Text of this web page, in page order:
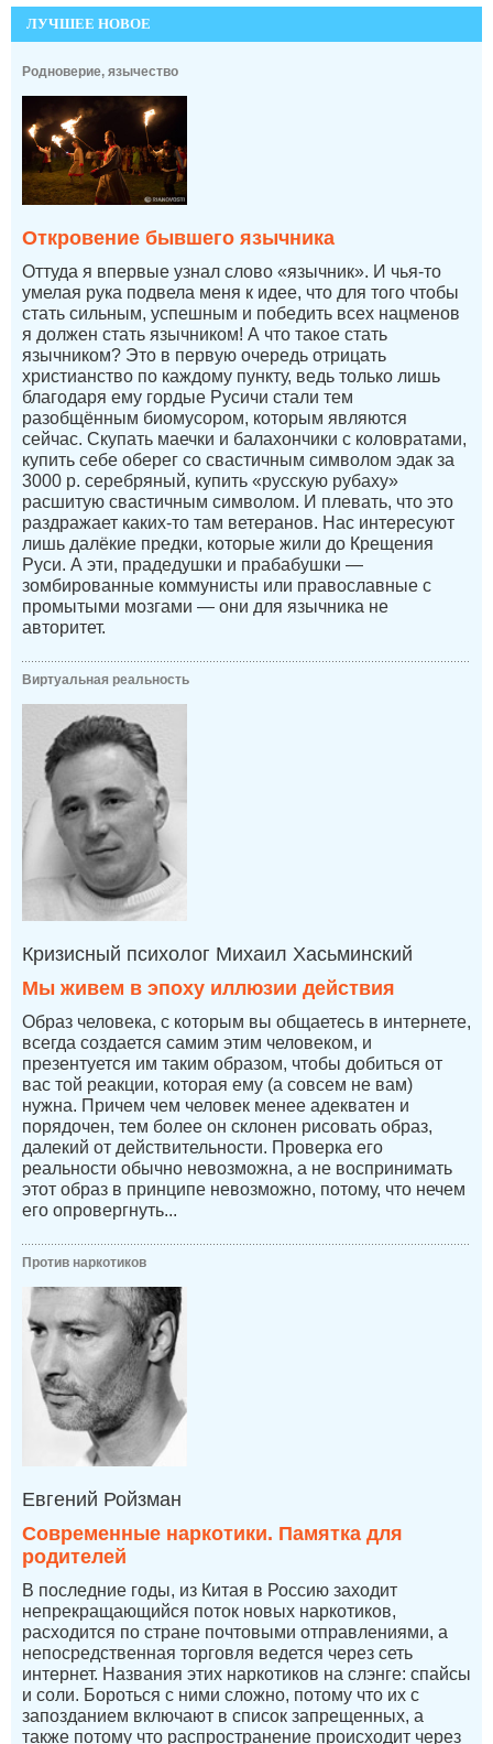
ЛУЧШЕЕ НОВОЕ
Родноверие, язычество
Откровение бывшего язычника
Оттуда я впервые узнал слово «язычник». И чья-то
умелая рука подвела меня к идее, что для того чтобы
стать сильным, успешным и победить всех нацменов
я должен стать язычником! А что такое стать
язычником? Это в первую очередь отрицать
христианство по каждому пункту, ведь только лишь
благодаря ему гордые Русичи стали тем
разобщённым биомусором, которым являются
сейчас. Скупать маечки и балахончики с коловратами,
купить себе оберег со свастичным символом эдак за
3000 р. серебряный, купить «русскую рубаху»
расшитую свастичным символом. И плевать, что это
раздражает каких-то там ветеранов. Нас интересуют
лишь далёкие предки, которые жили до Крещения
Руси. А эти, прадедушки и прабабушки —
зомбированные коммунисты или православные с
промытыми мозгами — они для язычника не
авторитет.
Виртуальная реальность
Кризисный психолог Михаил Хасьминский
Мы живем в эпоху иллюзии действия
Образ человека, с которым вы общаетесь в интернете,
всегда создается самим этим человеком, и
презентуется им таким образом, чтобы добиться от
вас той реакции, которая ему (а совсем не вам)
нужна. Причем чем человек менее адекватен и
порядочен, тем более он склонен рисовать образ,
далекий от действительности. Проверка его
реальности обычно невозможна, а не воспринимать
этот образ в принципе невозможно, потому, что нечем
его опровергнуть...
Против наркотиков
Евгений Ройзман
Современные наркотики. Памятка для
родителей
В последние годы, из Китая в Россию заходит
непрекращающийся поток новых наркотиков,
расходится по стране почтовыми отправлениями, а
непосредственная торговля ведется через сеть
интернет. Названия этих наркотиков на слэнге: спайсы
и соли. Бороться с ними сложно, потому что их с
запозданием включают в список запрещенных, а
также потому что распространение происходит через